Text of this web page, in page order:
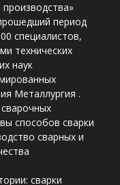
период
специалистов,
технических
наук
Металлургия .
способов сварки
сварных и
сварки